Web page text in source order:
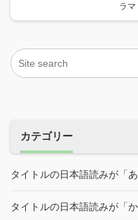
ラマ
カテゴリー
タイトルの日本語読みが「
タイトルの日本語読みが「